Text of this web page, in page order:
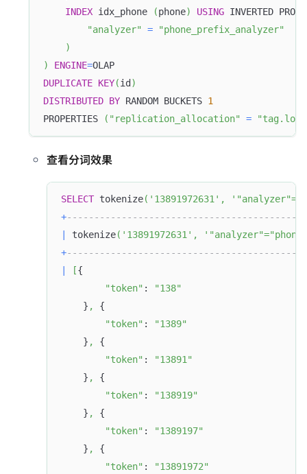
INDEX idx_phone (phone) USING INVERTED
"analyzer"
=
"phone_prefix_analyzer"
)
)
ENGINE=OLAP
DUPLICATE KEY(id )
DISTRIBUTED BY RANDOM BUCKETS 1
PROPERTIES
( "replication_allocation" =
查看分词效果
SELECT tokenize( '13891972631' ,
+
tokenize( '13891972631' ,
+
[{
"token" :
"138"
    }
,
{
"token" :
"1389"
    }
,
{
"token" :
"13891"
    }
,
{
"token" :
"138919"
    }
,
{
"token" :
"1389197"
    }
,
{
"token" :
"13891972"